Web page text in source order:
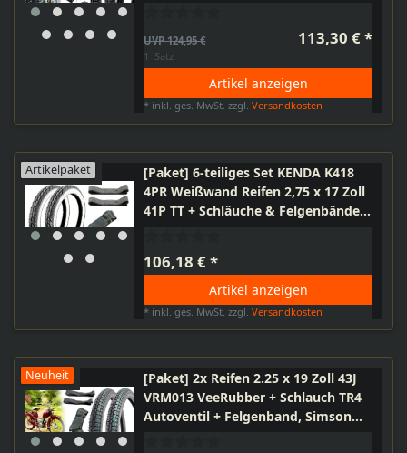
UVP 124,95 € 113,30 € *
1 Satz
Artikel anzeigen
* inkl. ges. MwSt. zzgl.Versandkosten
Artikelpaket
[Paket] 6-teiliges Set KENDA K418
4PR Weißwand Reifen 2,75 x 17 Zoll
41P TT + Schläuche & Felgenbänder
106,18 € *
Artikel anzeigen
* inkl. ges. MwSt. zzgl.Versandkosten
Neuheit
[Paket] 2x Reifen 2.25 x 19 Zoll 43J
VRM013 VeeRubber + Schlauch TR4
Autoventil + Felgenband, Simson